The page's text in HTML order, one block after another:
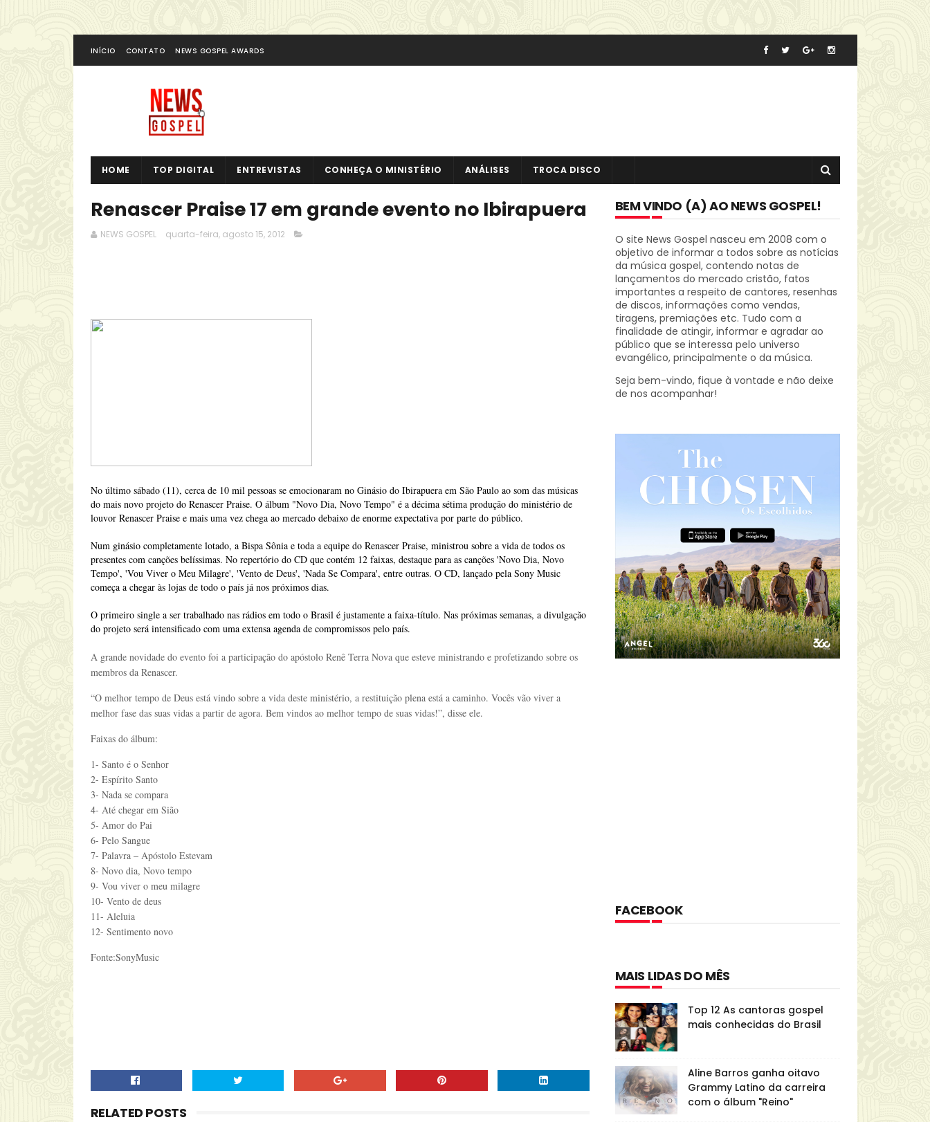
INÍCIO CONTATO NEWS GOSPEL AWARDS
HOME TOP DIGITAL ENTREVISTAS CONHEÇA O MINISTÉRIO ANÁLISES TROCA DISCO
Renascer Praise 17 em grande evento no Ibirapuera
NEWS GOSPEL quarta-feira, agosto 15, 2012
No último sábado (11), cerca de 10 mil pessoas se emocionaram no Ginásio do Ibirapuera em São Paulo ao som das músicas
do mais novo projeto do Renascer Praise. O álbum "Novo Dia, Novo Tempo" é a décima sétima produção do ministério de
louvor Renascer Praise e mais uma vez chega ao mercado debaixo de enorme expectativa por parte do público.
Num ginásio completamente lotado, a Bispa Sônia e toda a equipe do Renascer Praise, ministrou sobre a vida de todos os
presentes com canções belíssimas. No repertório do CD que contém 12 faixas, destaque para as canções 'Novo Dia, Novo
Tempo', 'Vou Viver o Meu Milagre', 'Vento de Deus', 'Nada Se Compara', entre outras. O CD, lançado pela Sony Music
começa a chegar às lojas de todo o país já nos próximos dias.
O primeiro single a ser trabalhado nas rádios em todo o Brasil é justamente a faixa-título. Nas próximas semanas, a divulgação
do projeto será intensificado com uma extensa agenda de compromissos pelo país.
A grande novidade do evento foi a participação do apóstolo Renê Terra Nova que esteve ministrando e profetizando sobre os
membros da Renascer.
“O melhor tempo de Deus está vindo sobre a vida deste ministério, a restituição plena está a caminho. Vocês vão viver a
melhor fase das suas vidas a partir de agora. Bem vindos ao melhor tempo de suas vidas!”, disse ele.
Faixas do álbum:
1- Santo é o Senhor
2- Espírito Santo
3- Nada se compara
4- Até chegar em Sião
5- Amor do Pai
6- Pelo Sangue
7- Palavra – Apóstolo Estevam
8- Novo dia, Novo tempo
9- Vou viver o meu milagre
10- Vento de deus
11- Aleluia
12- Sentimento novo
Fonte:SonyMusic
RELATED POSTS
BEM VINDO (A) AO NEWS GOSPEL!
O site News Gospel nasceu em 2008 com o
objetivo de informar a todos sobre as notícias
da música gospel, contendo notas de
lançamentos do mercado cristão, fatos
importantes a respeito de cantores, resenhas
de discos, informações como vendas,
tiragens, premiações etc. Tudo com a
finalidade de atingir, informar e agradar ao
público que se interessa pelo universo
evangélico, principalmente o da música.
Seja bem-vindo, fique à vontade e não deixe
de nos acompanhar!
FACEBOOK
MAIS LIDAS DO MÊS
Top 12 As cantoras gospel
mais conhecidas do Brasil
Aline Barros ganha oitavo
Grammy Latino da carreira
com o álbum "Reino"